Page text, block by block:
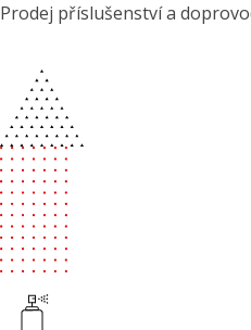
Prodej příslušenství a